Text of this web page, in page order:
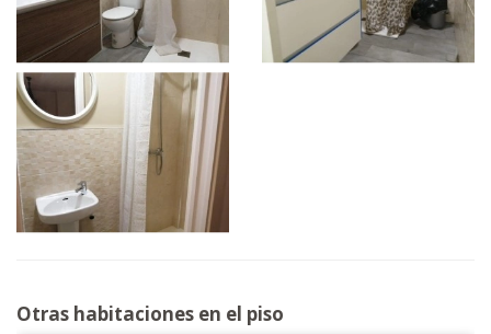
Otras habitaciones en el piso